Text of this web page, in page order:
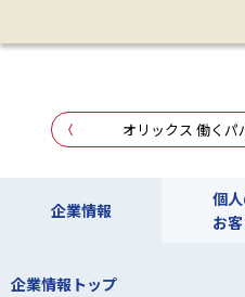
オリックス 働く
企業情報
個
お
企業情報トップ